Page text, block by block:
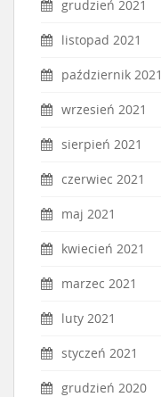
grudzień 2021
listopad 2021
październik 2021
wrzesień 2021
sierpień 2021
czerwiec 2021
maj 2021
kwiecień 2021
marzec 2021
luty 2021
styczeń 2021
grudzień 2020